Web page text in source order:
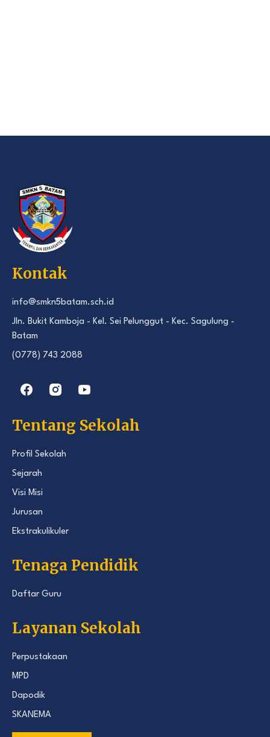
Kontak
info@smkn5batam.sch.id
Jln. Bukit Kamboja - Kel. Sei Pelunggut - Kec. Sagulung -
Batam
(0778) 743 2088
Tentang Sekolah
Profil Sekolah
Sejarah
Visi Misi
Jurusan
Ekstrakulikuler
Tenaga Pendidik
Daftar Guru
Layanan Sekolah
Perpustakaan
MPD
Dapodik
SKANEMA